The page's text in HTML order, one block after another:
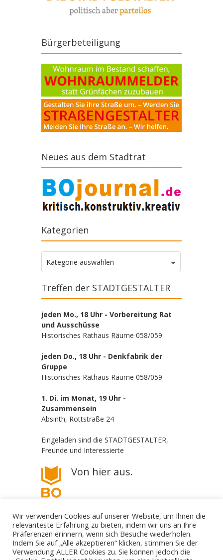
Bürgerbeteiligung
Neues aus dem Stadtrat
Kategorien
Kategorien
Kategorie auswählen
Treffen der STADTGESTALTER
jeden Mo., 18 Uhr - Vorbereitung Rat
und Ausschüsse
Historisches Rathaus Räume 058/059
jeden Do., 18 Uhr - Denkfabrik der
Gruppe
Historisches Rathaus Räume 058/059
1. Di. im Monat, 19 Uhr -
Zusammensein
Absinth, Rottstraße 24
Eingeladen sind die STADTGESTALTER,
Freunde und Interessierte
Von hier aus.
Wir verwenden Cookies auf unserer Website, um Ihnen die
relevanteste Erfahrung zu bieten, indem wir uns an Ihre
Präferenzen erinnern, wenn sich Besuche wiederholen.
Indem Sie auf „Alle akzeptieren“ klicken, stimmen Sie der
Verwendung ALLER Cookies zu. Sie können jedoch die